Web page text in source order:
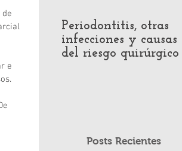
e
Periodontitis, otras
infecciones y causas
del riesgo quirúrgico
Posts Recientes